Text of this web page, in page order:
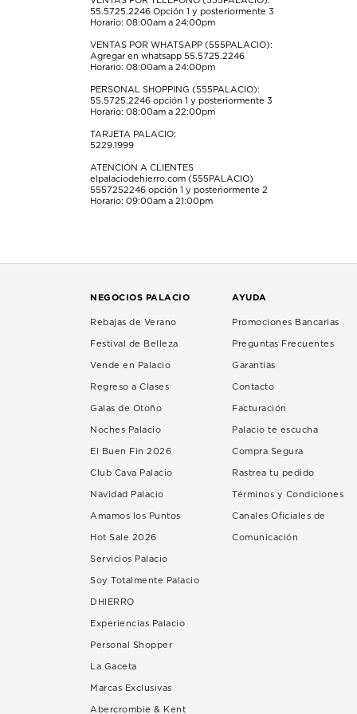
de
de
de
de
envío.
55.5725.2246 Opción 1 y posteriormente 3
Horario: 08:00am a 24:00pm
VENTAS POR WHATSAPP (555PALACIO):
Agregar en whatsapp 55.5725.2246
Horario: 08:00am a 24:00pm
PERSONAL SHOPPING (555PALACIO):
55.5725.2246 opción 1 y posteriormente 3
Horario: 08:00am a 22:00pm
TARJETA PALACIO:
5229.1999
ATENCIÓN A CLIENTES
elpalaciodehierro.com (555PALACIO)
5557252246 opción 1 y posteriormente 2
Horario: 09:00am a 21:00pm
NEGOCIOS PALACIO
Rebajas de Verano
Festival de Belleza
Vende en Palacio
Regreso a Clases
Galas de Otoño
Noches Palacio
El Buen Fin 2026
Club Cava Palacio
Navidad Palacio
Amamos los Puntos
Hot Sale 2026
Servicios Palacio
Soy Totalmente Palacio
DHIERRO
Experiencias Palacio
Personal Shopper
La Gaceta
Marcas Exclusivas
Abercrombie & Kent
AYUDA
Promociones Bancarias
Preguntas Frecuentes
Garantías
Contacto
Facturación
Palacio te escucha
Compra Segura
Rastrea tu pedido
Términos y Condiciones
Canales Oficiales de
Comunicación